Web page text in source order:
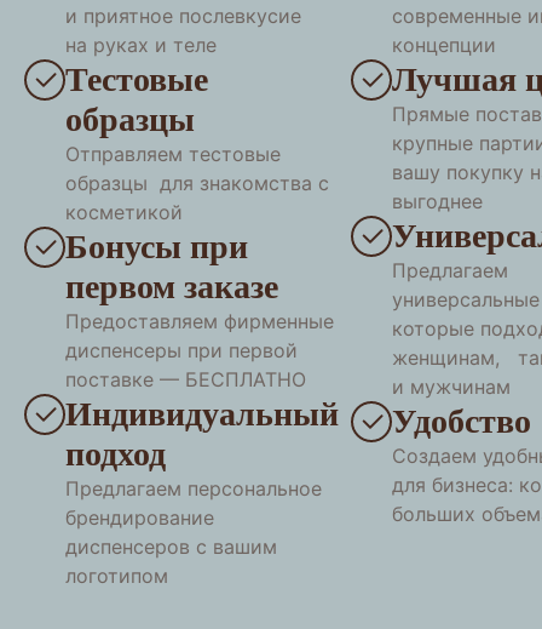
и приятное послевкусие
на руках и теле
Тестовые
образцы
Отправляем тестовые
образцы для знакомства с
косметикой
Бонусы при
первом заказе
Предоставляем фирменные
диспенсеры при первой
поставке — БЕСПЛАТНО
Индивидуальный
подход
Предлагаем персональное
брендирование
диспенсеров с вашим
логотипом
современные
концепции
Лучшая
Прямые
крупные
вашу покупку
выгоднее
Предлагаем
которые
женщинам,
и мужчинам
Удобство
Создаем
для бизнеса:
больших